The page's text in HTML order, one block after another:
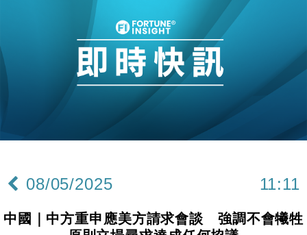
財經｜香港7月PMI回落至51 企業擴張放慢兼縮減人
財經｜黑石傳再籌逾360億美元 支援Anthropic租用
Google晶片
10:57
財經｜美商務部擬擴大金屬關稅範圍 14類產品或加徵
本地｜新世界K11 9月升級會員制度 增鉑金卡級別鎖
16:33
財經｜滙控重啟最多10億美元回購 派息比率目標維持
15:11
財經｜SHEIN傳最快8月中招股 估值料降至400億美
08/05/2025 11:11
中國｜中方重申應美方請求會談 強調不會犧牲